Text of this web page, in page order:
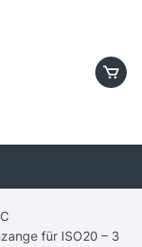
für ISO20 – 3